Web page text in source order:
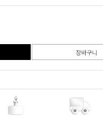
장바구니